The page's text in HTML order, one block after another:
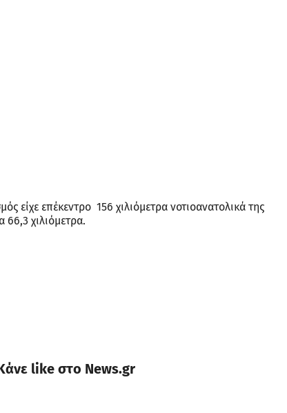
είχε επέκεντρο 156 χιλιόμετρα νοτιοανατολικά της
66,3 χιλιόμετρα.
like στο News.gr